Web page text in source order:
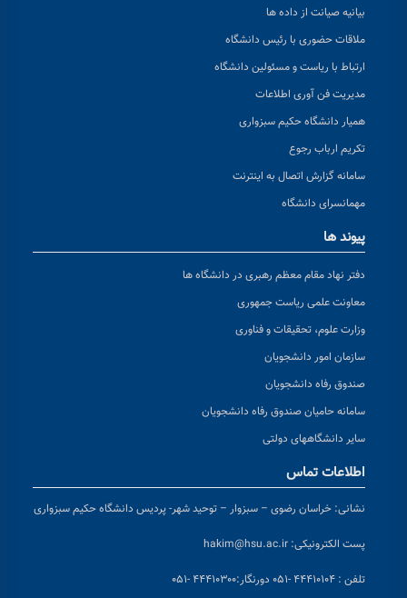
بیانیه صیانت از داده ها
ملاقات حضوری با رئیس دانشگاه
ارتباط با ریاست و مسئولین دانشگاه
مدیریت فن آوری اطلاعات
همیار دانشگاه حکیم سبزواری
تکریم ارباب رجوع
سامانه گزارش اتصال به اینترنت
مهمانسرای دانشگاه
پیوند ها
دفتر نهاد مقام معظم رهبری در دانشگاه ها
معاونت علمی ریاست جمهوری
وزارت علوم، تحقیقات و فناوری
سازمان امور دانشجویان
صندوق رفاه دانشجویان
سامانه حامیان صندوق رفاه دانشجویان
سایر دانشگاههای دولتی
اطلاعات تماس
نشانی: خراسان رضوی – سبزوار – توحید شهر- پردیس دانشگاه حکیم سبزواری
پست الکترونیکی: hakim@hsu.ac.ir
تلفن : ۴۴۴۱۰۱۰۴ -۰۵۱ دورنگار:۴۴۴۱۰۳۰۰ -۰۵۱